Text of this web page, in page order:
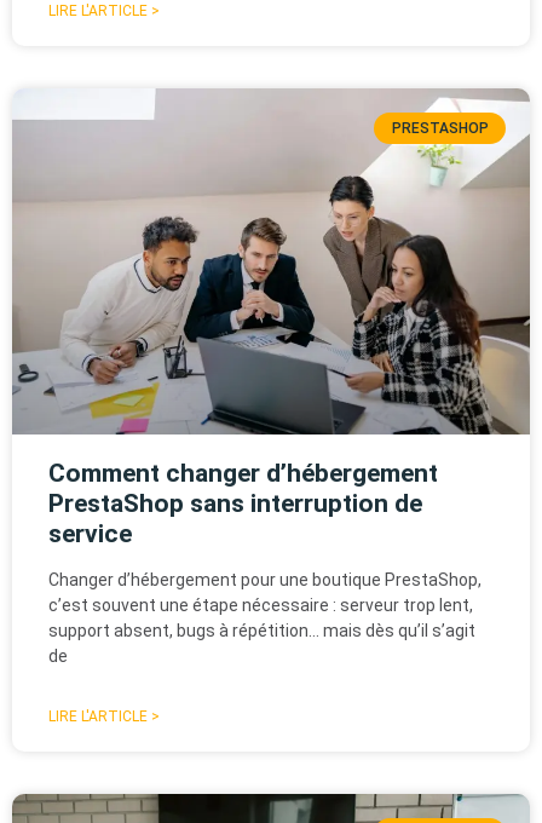
LIRE L'ARTICLE >
PRESTASHOP
Comment changer d’hébergement
PrestaShop sans interruption de
service
Changer d’hébergement pour une boutique PrestaShop,
c’est souvent une étape nécessaire : serveur trop lent,
support absent, bugs à répétition… mais dès qu’il s’agit
de
LIRE L'ARTICLE >